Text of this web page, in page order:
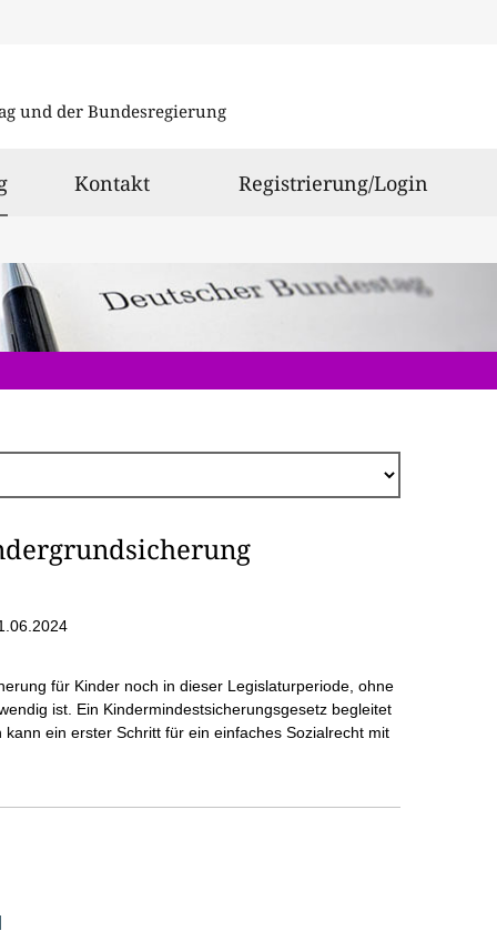
und der Bundesregierung
ausgewählt
Kontakt Registrierung/Login
für Kinder noch in dieser Legislaturperiode, ohne
ist. Ein Kindermindestsicherungsgesetz begleitet
ein erster Schritt für ein einfaches Sozialrecht mit